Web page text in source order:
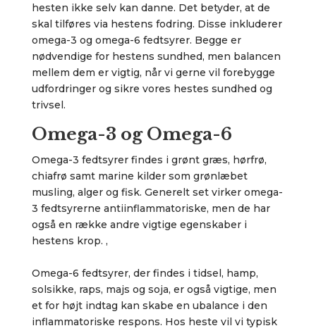
hesten ikke selv kan danne. Det betyder, at de
skal tilføres via hestens fodring. Disse inkluderer
omega-3 og omega-6 fedtsyrer. Begge er
nødvendige for hestens sundhed, men balancen
mellem dem er vigtig, når vi gerne vil forebygge
udfordringer og sikre vores hestes sundhed og
trivsel.
Omega-3 og Omega-6
Omega-3 fedtsyrer findes i grønt græs, hørfrø,
chiafrø samt marine kilder som grønlæbet
musling, alger og fisk. Generelt set virker omega-
3 fedtsyrerne antiinflammatoriske, men de har
også en række andre vigtige egenskaber i
hestens krop. ,
Omega-6 fedtsyrer, der findes i tidsel, hamp,
solsikke, raps, majs og soja, er også vigtige, men
et for højt indtag kan skabe en ubalance i den
inflammatoriske respons. Hos heste vil vi typisk